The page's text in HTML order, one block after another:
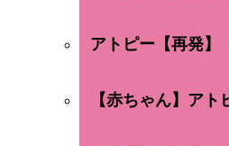
アトピー【再発】
【赤ちゃん】アト